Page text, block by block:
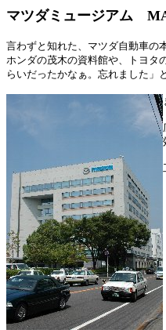
マツダミュージアム
言わずと知れた、マツダ自動車の
ホンダの茂木の資料館や、トヨタ
らいだったかなぁ。忘れました」